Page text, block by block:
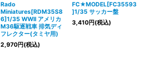
Rado
Miniatures[RDM35S8
6]1/35 WWII アメリカ
M36駆逐戦車 排気ディ
フレクター(タミヤ用)
2,970円(税込)
FC★MODEL[FC35593
]1/35 サッカー盤
3,410円(税込)